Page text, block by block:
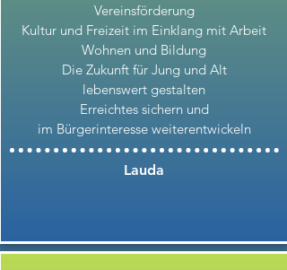
Vereinsförderung
Kultur und Freizeit im Einklang mit Arbeit
Wohnen und Bildung
Die Zukunft für Jung und Alt
lebenswert gestalten
Erreichtes sichern und
im Bürgerinteresse weiterentwickeln
Lauda